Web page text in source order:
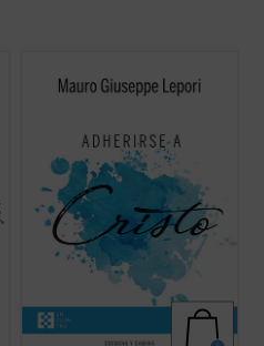
y caminarecoge un nuevo ciclo de
meditaciones que, siguiendo el estilo
sobre si Jesucristo es la alegría de ...